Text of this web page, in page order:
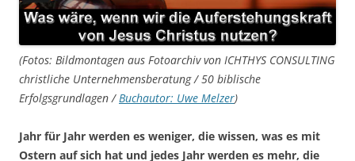
(Fotos: Bildmontagen aus Fotoarchiv von ICHTHYS CONSULTING
christliche Unternehmensberatung / 50 biblische
Erfolgsgrundlagen / Buchautor: Uwe Melzer)
Jahr für Jahr werden es weniger, die wissen, was es mit
Ostern auf sich hat und jedes Jahr werden es mehr, die